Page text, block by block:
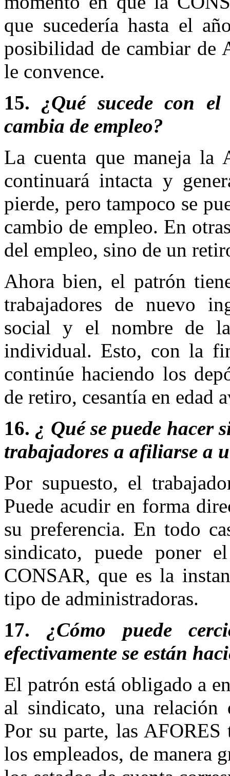
que sucedería hasta el
posibilidad de cambiar de
le convence.
15. ¿Qué sucede con
cambia de empleo?
La cuenta que maneja la
continuará intacta y
pierde, pero tampoco se
cambio de empleo. En
del empleo, sino de un
Ahora bien, el patrón
trabajadores de nuevo
social y el nombre de
individual. Esto, con la
continúe haciendo los
de retiro, cesantía en edad
16. ¿ Qué se puede hacer
trabajadores a afiliarse a
Por supuesto, el
Puede acudir en forma
su preferencia. En todo
sindicato, puede poner
CONSAR, que es la
tipo de administradoras.
17. ¿Cómo puede
efectivamente se están
El patrón está obligado a
al sindicato, una relación
Por su parte, las
los empleados, de manera